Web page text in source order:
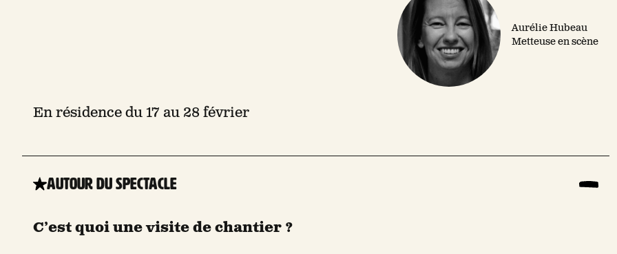
Aurélie Hubeau
Metteuse en scène
En résidence du 17 au 28 février
Autour du spectacle
C’est quoi une visite de chantier ?